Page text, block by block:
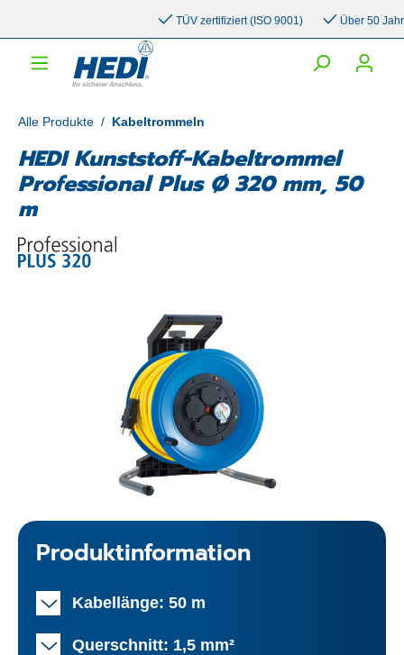
TÜV zertifiziert (ISO 9001) Über 50 Jahre
Alle Produkte / Kabeltrommeln
HEDI Kunststoff-Kabeltrommel
Professional Plus Ø 320 mm, 50
m
Produktinformation
Kabellänge: 50 m
Querschnitt: 1,5 mm²